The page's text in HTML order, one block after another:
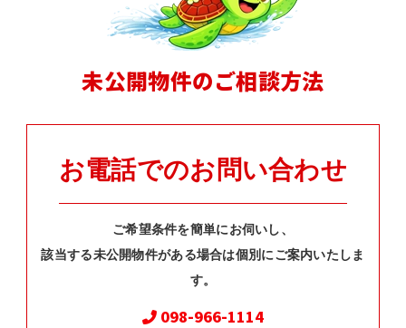
未公開物件のご相談方法
お電話でのお問い合わせ
ご希望条件を簡単にお伺いし、
該当する未公開物件がある場合は個別にご案内いたしま
す。
098-966-1114